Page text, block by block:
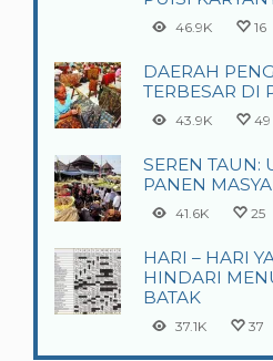
46.9K 16
DAERAH
TERBESAR DI
43.9K 49
SEREN TAUN:
PANEN
41.6K 25
HARI – HARI
HINDARI
BATAK
37.1K 37